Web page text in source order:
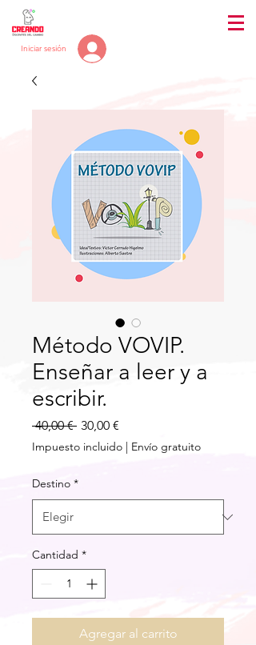
Iniciar sesión
Método VOVIP.
Enseñar a leer y a
escribir.
40,00 € Precio
30,00 €
de
oferta
Impuesto incluido | Envío gratuito
Destino *
Cantidad *
Agregar al carrito